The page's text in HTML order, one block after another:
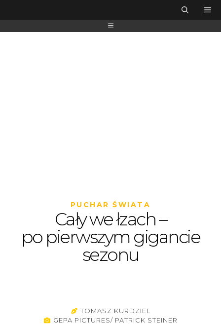
PUCHAR ŚWIATA
Cały we łzach –
po pierwszym gigancie
sezonu
TOMASZ KURDZIEL
GEPA PICTURES/ PATRICK STEINER